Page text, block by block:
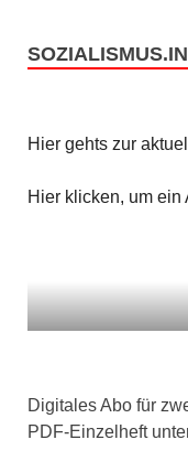
Hier gehts zur
Hier klicken, um
Digitales Abo für
PDF-Einzelheft